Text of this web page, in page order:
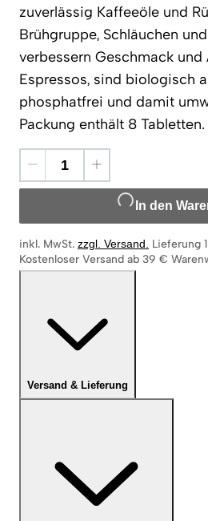
zuverlässig Kaffeeöle und
Brühgruppe, Schläuchen
verbessern Geschmack und
Espressos, sind biologisch
phosphatfrei und damit
Packung enthält 8 Tabletten.
In den
inkl. MwSt. zzgl. Versand. Lieferung
Kostenloser Versand ab 39 €
Versand & Lieferung